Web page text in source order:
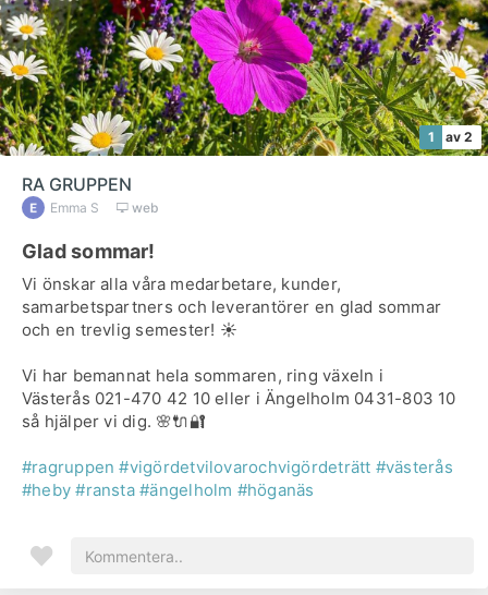
1 av 2
RA GRUPPEN
Emma S web
Glad sommar!
Vi önskar alla våra medarbetare, kunder,
samarbetspartners och leverantörer en glad sommar
och en trevlig semester! ☀️
Vi har bemannat hela sommaren, ring växeln i
Västerås 021-470 42 10 eller i Ängelholm 0431-803 10
så hjälper vi dig. 🌸🔌🔐
#ragruppen #vigördetvilovarochvigördeträtt #västerås
#heby #ransta #ängelholm #höganäs